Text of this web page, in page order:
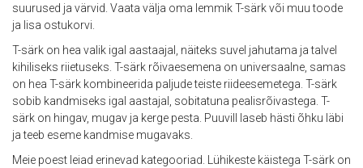
suurused ja värvid. Vaata välja oma lemmik T-särk või muu toode
ja lisa ostukorvi.
T-särk on hea valik igal aastaajal, näiteks suvel jahutama ja talvel
kihiliseks riietuseks. T-särk rõivaesemena on universaalne, samas
on hea T-särk kombineerida paljude teiste riideesemetega. T-särk
sobib kandmiseks igal aastajal, sobitatuna pealisrõivastega. T-
särk on hingav, mugav ja kerge pesta. Puuvill laseb hästi õhku läbi
ja teeb eseme kandmise mugavaks.
Meie poest leiad erinevad kategooriad. Lühikeste käistega T-särk on